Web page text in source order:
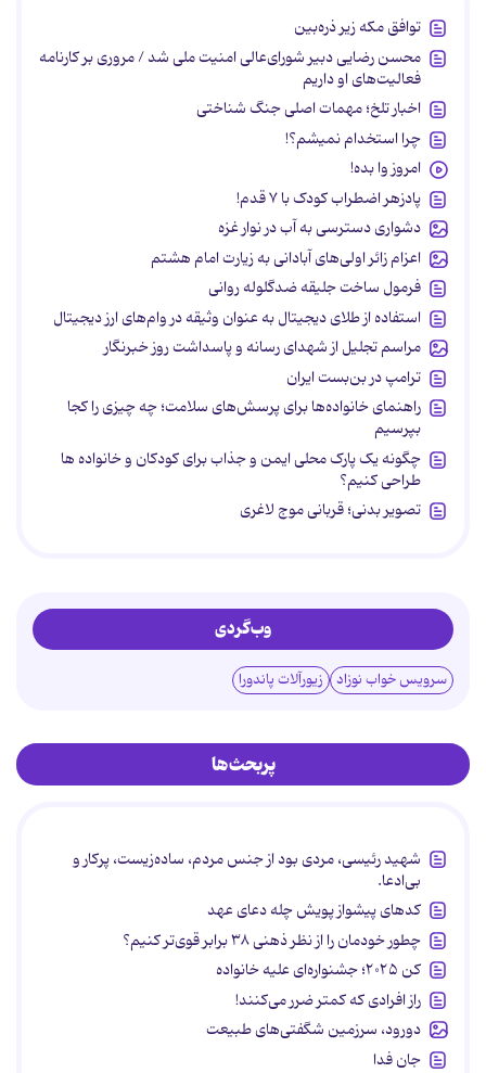
توافق مکه زیر ذره‌بین
محسن رضایی دبیر شورای‌عالی امنیت ملی شد / مروری بر کارنامه
فعالیت‌های او داریم
اخبار تلخ؛ مهمات اصلی جنگ شناختی
چرا استخدام نمیشم؟!
امروز وا بده!
پادزهر اضطراب کودک با ۷ قدم!
دشواری دسترسی به آب در نوار غزه
اعزام زائر اولی‌های آبادانی به زیارت امام هشتم
فرمول ساخت جلیقه ضدگلوله روانی
استفاده از طلای دیجیتال به عنوان وثیقه در وام‌های ارز دیجیتال
مراسم تجلیل از شهدای رسانه و پاسداشت روز خبرنگار
ترامپ در بن‌بست ایران
راهنمای خانواده‌ها برای پرسش‌های سلامت؛ چه چیزی را کجا
بپرسیم
چگونه یک پارک محلی ایمن و جذاب برای کودکان و خانواده ها
طراحی کنیم؟
تصویر بدنی؛ قربانی موج لاغری
وب‌گردی
سرویس خواب نوزاد زیورآلات پاندورا
پربحث‌ها
شهید رئیسی، مردی بود از جنس مردم، ساده‌زیست، پرکار و
بی‌ادعا.
کدهای پیشواز پویش چله دعای عهد
چطور خودمان را از نظر ذهنی ۳۸ برابر قوی‌تر کنیم؟
کن ۲۰۲۵؛ جشنواره‌ای علیه خانواده
راز افرادی که کمتر ضرر می‌کنند!
دورود، سرزمین شگفتی‌های طبیعت
جان فدا